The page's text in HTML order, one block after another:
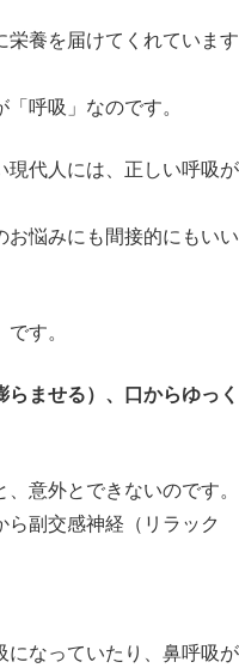
栄養を届けてくれています
呼吸」なのです。
現代人には、正しい呼吸が
お悩みにも間接的にもいい
す。
ませる）、口からゆっく
意外とできないのです。
ら副交感神経（リラック
になっていたり、鼻呼吸が